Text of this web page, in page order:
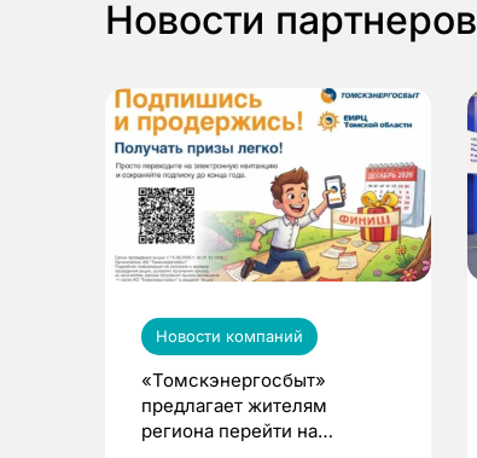
Новости партнеров
Новости компаний
«Томскэнергосбыт»
предлагает жителям
региона перейти на